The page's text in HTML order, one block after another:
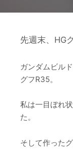
先週末、HG
ガンダムビル
グフR35。
私は一目ぼれ
た。
そして作った